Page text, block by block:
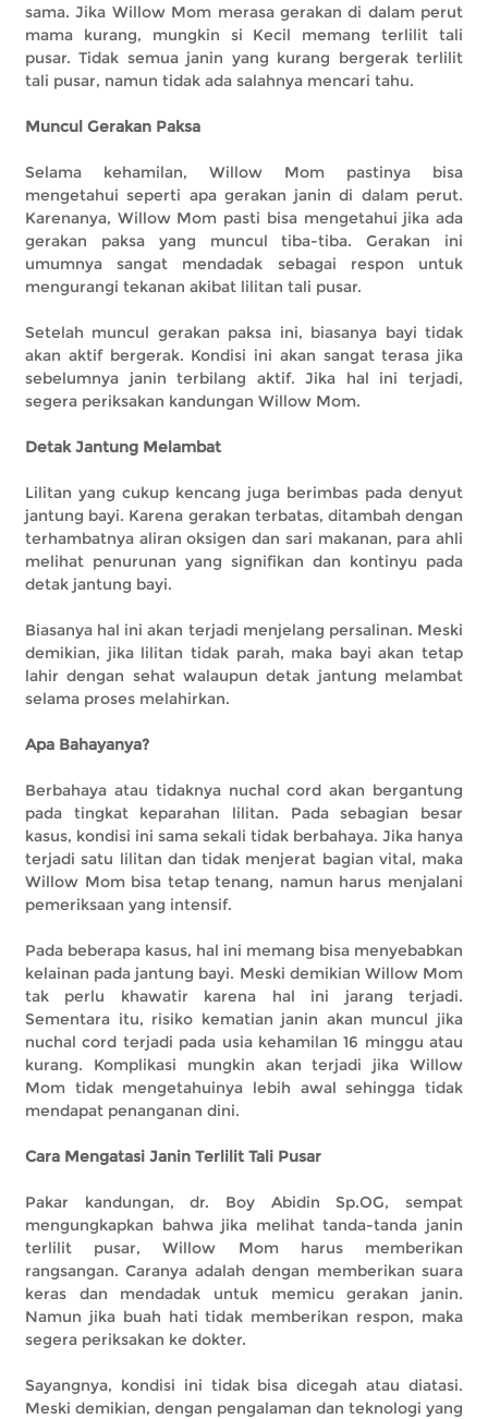
sama. Jika Willow Mom merasa gerakan di dalam perut
mama kurang, mungkin si Kecil memang terlilit tali
pusar. Tidak semua janin yang kurang bergerak terlilit
tali pusar, namun tidak ada salahnya mencari tahu.
Muncul Gerakan Paksa
Selama kehamilan, Willow Mom pastinya bisa
mengetahui seperti apa gerakan janin di dalam perut.
Karenanya, Willow Mom pasti bisa mengetahui jika ada
gerakan paksa yang muncul tiba-tiba. Gerakan ini
umumnya sangat mendadak sebagai respon untuk
mengurangi tekanan akibat lilitan tali pusar.
Setelah muncul gerakan paksa ini, biasanya bayi tidak
akan aktif bergerak. Kondisi ini akan sangat terasa jika
sebelumnya janin terbilang aktif. Jika hal ini terjadi,
segera periksakan kandungan Willow Mom.
Detak Jantung Melambat
Lilitan yang cukup kencang juga berimbas pada denyut
jantung bayi. Karena gerakan terbatas, ditambah dengan
terhambatnya aliran oksigen dan sari makanan, para ahli
melihat penurunan yang signifikan dan kontinyu pada
detak jantung bayi.
Biasanya hal ini akan terjadi menjelang persalinan. Meski
demikian, jika lilitan tidak parah, maka bayi akan tetap
lahir dengan sehat walaupun detak jantung melambat
selama proses melahirkan.
Apa Bahayanya?
Berbahaya atau tidaknya nuchal cord akan bergantung
pada tingkat keparahan lilitan. Pada sebagian besar
kasus, kondisi ini sama sekali tidak berbahaya. Jika hanya
terjadi satu lilitan dan tidak menjerat bagian vital, maka
Willow Mom bisa tetap tenang, namun harus menjalani
pemeriksaan yang intensif.
Pada beberapa kasus, hal ini memang bisa menyebabkan
kelainan pada jantung bayi. Meski demikian Willow Mom
tak perlu khawatir karena hal ini jarang terjadi.
Sementara itu, risiko kematian janin akan muncul jika
nuchal cord terjadi pada usia kehamilan 16 minggu atau
kurang. Komplikasi mungkin akan terjadi jika Willow
Mom tidak mengetahuinya lebih awal sehingga tidak
mendapat penanganan dini.
Cara Mengatasi Janin Terlilit Tali Pusar
Pakar kandungan, dr. Boy Abidin Sp.OG, sempat
mengungkapkan bahwa jika melihat tanda-tanda janin
terlilit pusar, Willow Mom harus memberikan
rangsangan. Caranya adalah dengan memberikan suara
keras dan mendadak untuk memicu gerakan janin.
Namun jika buah hati tidak memberikan respon, maka
segera periksakan ke dokter.
Sayangnya, kondisi ini tidak bisa dicegah atau diatasi.
Meski demikian, dengan pengalaman dan teknologi yang